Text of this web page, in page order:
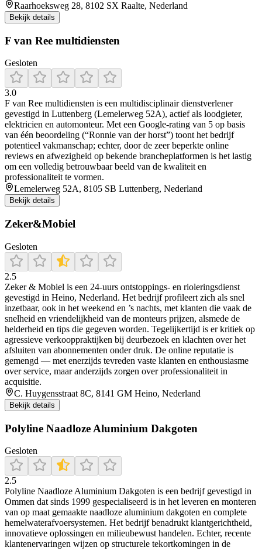
Raarhoeksweg 28, 8102 SX Raalte, Nederland
Bekijk details
F van Ree multidiensten
Gesloten
3.0
F van Ree multidiensten is een multidisciplinair dienstverlener
gevestigd in Luttenberg (Lemelerweg 52A), actief als loodgieter,
elektricien en automonteur. Met een Google-rating van 5 op basis
van één beoordeling (“Ronnie van der horst”) toont het bedrijf
potentieel vakmanschap; echter, door de zeer beperkte online
reviews en afwezigheid op bekende brancheplatformen is het lastig
om een volledig betrouwbaar beeld van de kwaliteit en
professionaliteit te vormen.
Lemelerweg 52A, 8105 SB Luttenberg, Nederland
Bekijk details
Zeker&Mobiel
Gesloten
2.5
Zeker & Mobiel is een 24-uurs ontstoppings- en rioleringsdienst
gevestigd in Heino, Nederland. Het bedrijf profileert zich als snel
inzetbaar, ook in het weekend en ’s nachts, met klanten die vaak de
snelheid en vriendelijkheid van de monteurs prijzen, alsmede de
helderheid en tips die gegeven worden. Tegelijkertijd is er kritiek op
agressieve verkooppraktijken bij deurbezoek en klachten over het
afsluiten van abonnementen onder druk. De online reputatie is
gemengd — met enerzijds tevreden vaste klanten en enthousiasme
over service, maar anderzijds zorgen over professionaliteit in
acquisitie.
C. Huygensstraat 8C, 8141 GM Heino, Nederland
Bekijk details
Polyline Naadloze Aluminium Dakgoten
Gesloten
2.5
Polyline Naadloze Aluminium Dakgoten is een bedrijf gevestigd in
Ommen dat sinds 1999 gespecialiseerd is in het leveren en monteren
van op maat gemaakte naadloze aluminium dakgoten en complete
hemelwaterafvoersystemen. Het bedrijf benadrukt klantgerichtheid,
innovatieve oplossingen en milieubewust handelen. Echter, recente
klantenervaringen wijzen op structurele tekortkomingen in de